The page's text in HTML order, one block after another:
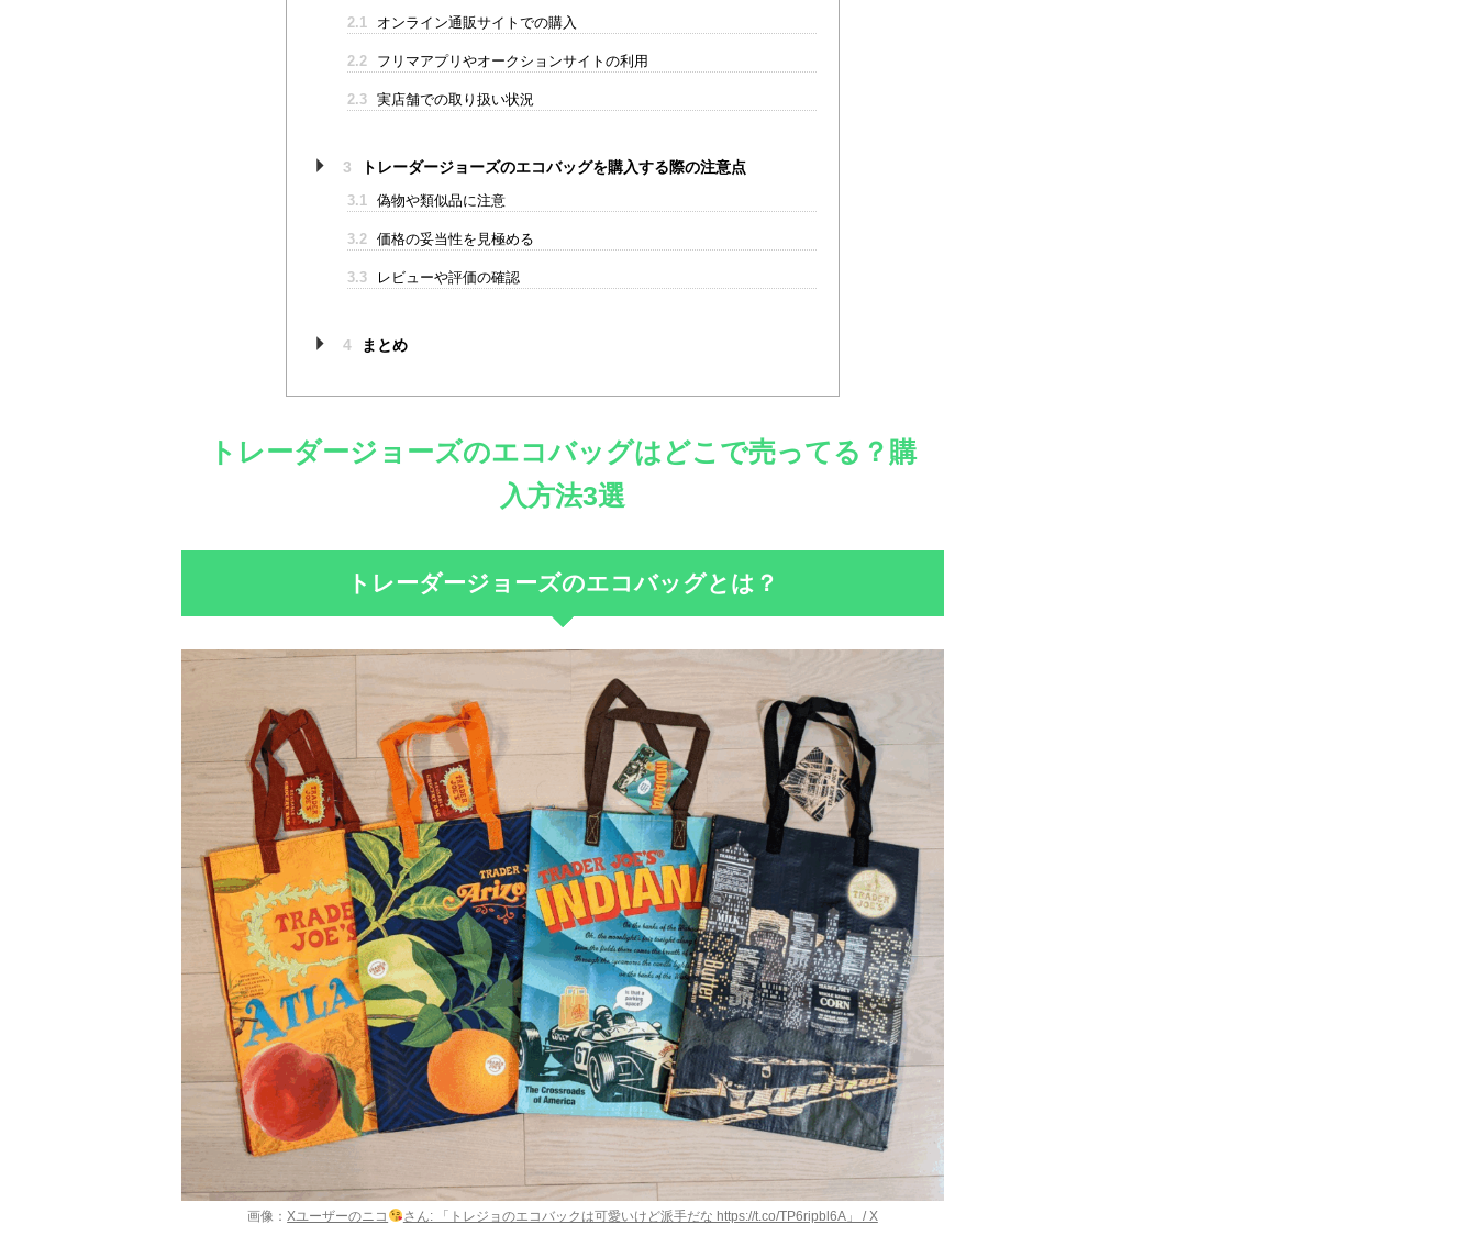
2.1 オンライン通販サイトでの購入
2.2 フリマアプリやオークションサイトの利用
2.3 実店舗での取り扱い状況
3 トレーダージョーズのエコバッグを購入する際の注意点
3.1 偽物や類似品に注意
3.2 価格の妥当性を見極める
3.3 レビューや評価の確認
4 まとめ
トレーダージョーズのエコバッグはどこで売ってる？購
入方法3選
トレーダージョーズのエコバッグとは？
画像：Xユーザーのニコ さん: 「トレジョのエコバックは可愛いけど派手だな https://t.co/TP6ripbl6A」 / X